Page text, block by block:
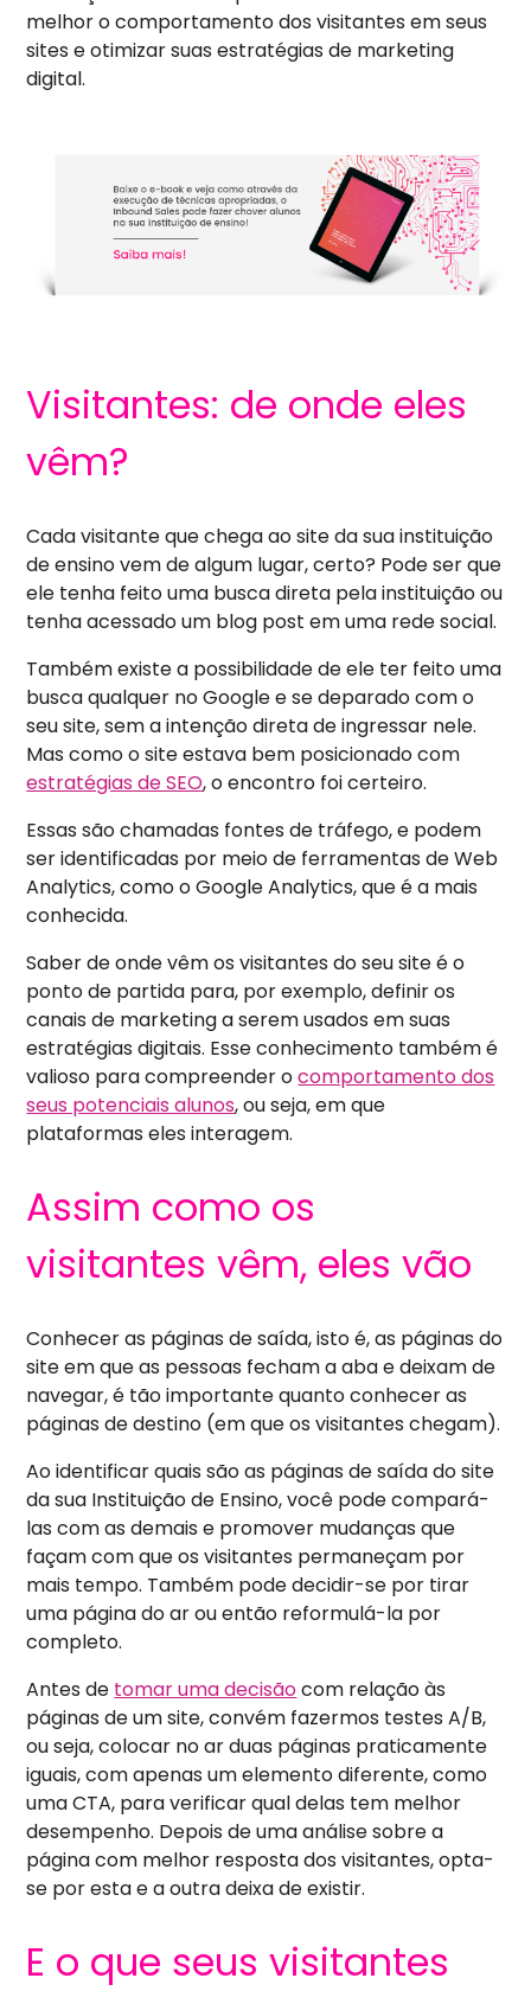
melhor o comportamento dos visitantes em seus
sites e otimizar suas estratégias de marketing
digital.
Visitantes: de onde eles
vêm?
Cada visitante que chega ao site da sua instituição
de ensino vem de algum lugar, certo? Pode ser que
ele tenha feito uma busca direta pela instituição ou
tenha acessado um blog post em uma rede social.
Também existe a possibilidade de ele ter feito uma
busca qualquer no Google e se deparado com o
seu site, sem a intenção direta de ingressar nele.
Mas como o site estava bem posicionado com
estratégias de SEO, o encontro foi certeiro.
Essas são chamadas fontes de tráfego, e podem
ser identificadas por meio de ferramentas de Web
Analytics, como o Google Analytics, que é a mais
conhecida.
Saber de onde vêm os visitantes do seu site é o
ponto de partida para, por exemplo, definir os
canais de marketing a serem usados em suas
estratégias digitais. Esse conhecimento também é
valioso para compreender ocomportamento dos
seus potenciais alunos, ou seja, em que
plataformas eles interagem.
Assim como os
visitantes vêm, eles vão
Conhecer as páginas de saída, isto é, as páginas do
site em que as pessoas fecham a aba e deixam de
navegar, é tão importante quanto conhecer as
páginas de destino (em que os visitantes chegam).
Ao identificar quais são as páginas de saída do site
da sua Instituição de Ensino, você pode compará-
las com as demais e promover mudanças que
façam com que os visitantes permaneçam por
mais tempo. Também pode decidir-se por tirar
uma página do ar ou então reformulá-la por
completo.
Antes de tomar uma decisãocom relação às
páginas de um site, convém fazermos testes A/B,
ou seja, colocar no ar duas páginas praticamente
iguais, com apenas um elemento diferente, como
uma CTA, para verificar qual delas tem melhor
desempenho. Depois de uma análise sobre a
página com melhor resposta dos visitantes, opta-
se por esta e a outra deixa de existir.
E o que seus visitantes